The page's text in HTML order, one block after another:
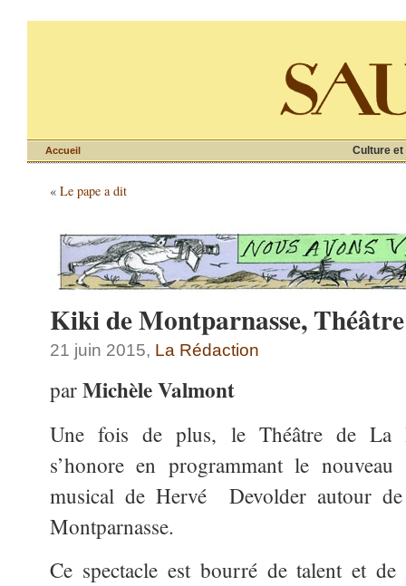
Culture et
Accueil
« Le pape a dit
Kiki de Montparnasse,
21 juin 2015, La Rédaction
parMichèle Valmont
Une fois de plus, le Théâtre de La
s’honore en programmant le nouveau
musical de Hervé Devolder autour
Montparnasse.
Ce spectacle est bourré de talent et de